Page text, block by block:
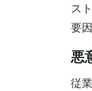
ス
要
悪
従